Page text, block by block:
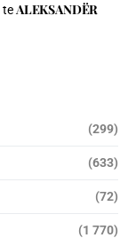
teALEKSANDËR
(299)
(633)
(72)
(1 770)